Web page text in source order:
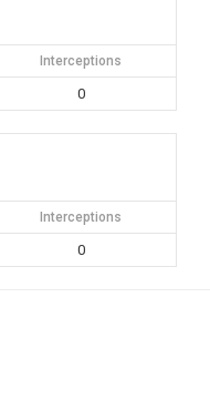
Interceptions
0
Interceptions
0